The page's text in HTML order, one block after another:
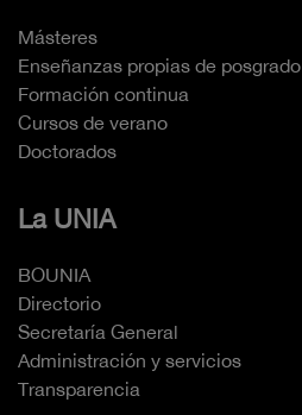
Másteres
Enseñanzas propias de posgrado
Formación continua
Cursos de verano
Doctorados
La UNIA
BOUNIA
Directorio
Secretaría General
Administración y servicios
Transparencia